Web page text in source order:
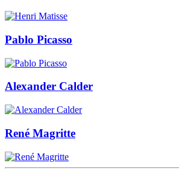
Pablo Picasso
Alexander Calder
René Magritte